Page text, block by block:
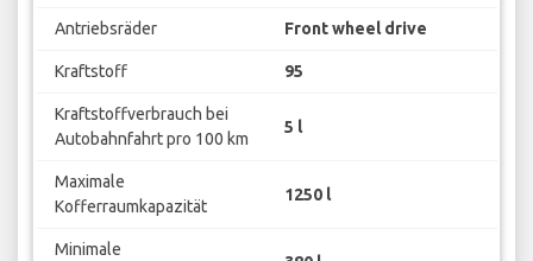
Antriebsräder Front wheel drive
Kraftstoff 95
Kraftstoffverbrauch bei
Autobahnfahrt pro 100 km
5 l
Maximale
Kofferraumkapazität
1250 l
Minimale